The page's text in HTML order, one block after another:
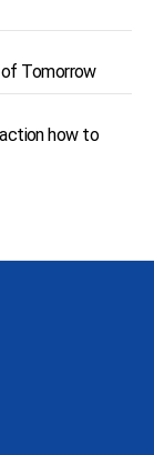
Tomorrow
how to